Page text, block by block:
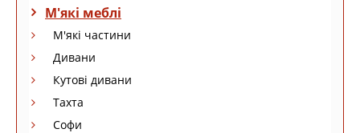
М'які меблі
М'які частини
Дивани
Кутові дивани
Тахта
Софи